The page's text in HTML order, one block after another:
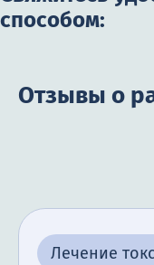
способом:
Отзывы о
Лечение